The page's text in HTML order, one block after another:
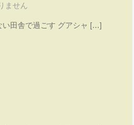
ません
い田舎で過ごす グアシャ […]